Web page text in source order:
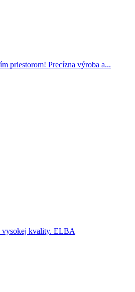
priestorom! Precízna výroba a...
vysokej kvality. ELBA